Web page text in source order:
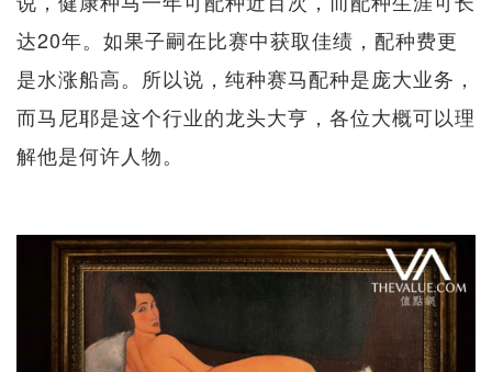
达20年。如果子嗣在比赛中获取佳绩，配种费更
是水涨船高。所以说，纯种赛马配种是庞大业务，
而马尼耶是这个行业的龙头大亨，各位大概可以理
解他是何许人物。